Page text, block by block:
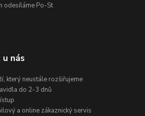
odesíláme Po-St
nás
který neustále rozšiřujeme
do 2-3 dnů
a online zákaznický servis